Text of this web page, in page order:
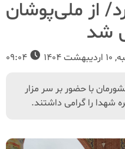
از ملی‌پوشان
شد
1404
با حضور بر سر مزار
شهدا را گرامی داشتند.